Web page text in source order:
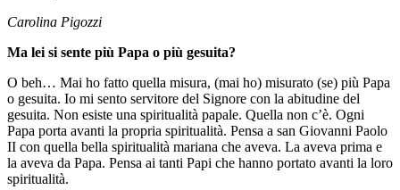
Carolina Pigozzi
Ma lei si sente più Papa o più gesuita?
O beh… Mai ho fatto quella misura, (mai ho) misurato (se) più Papa
o gesuita. Io mi sento servitore del Signore con la abitudine del
gesuita. Non esiste una spiritualità papale. Quella non c’è. Ogni
Papa porta avanti la propria spiritualità. Pensa a san Giovanni Paolo
II con quella bella spiritualità mariana che aveva. La aveva prima e
la aveva da Papa. Pensa ai tanti Papi che hanno portato avanti la loro
spiritualità.